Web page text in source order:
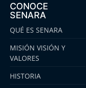
CONOCE
SENARA
QUÉ ES SENARA
MISIÓN VISIÓN Y
VALORES
HISTORIA